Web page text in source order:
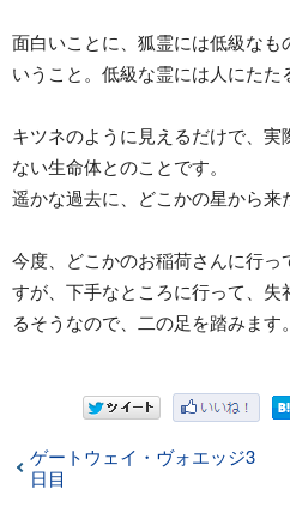
面白いことに、狐霊には低級なも
いうこと。低級な霊には人にたた
キツネのように見えるだけで、
ない生命体とのことです。
遥かな過去に、どこかの星から来
今度、どこかのお稲荷さんに行っ
すが、下手なところに行って、
るそうなので、二の足を踏みます。
ゲートウェイ・ヴォエッジ3
日目